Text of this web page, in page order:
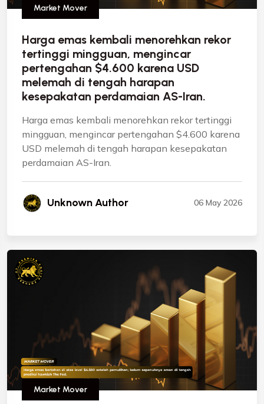
Market Mover
Harga emas kembali menorehkan rekor
tertinggi mingguan, mengincar
pertengahan $4.600 karena USD
melemah di tengah harapan
kesepakatan perdamaian AS-Iran.
Harga emas kembali menorehkan rekor tertinggi
mingguan, mengincar pertengahan $4.600 karena
USD melemah di tengah harapan kesepakatan
perdamaian AS-Iran.
Unknown Author 06 May 2026
Market Mover